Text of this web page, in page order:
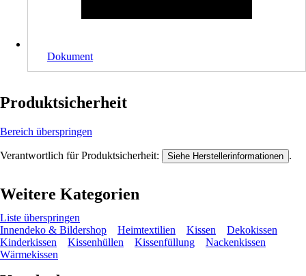
Dokument
Produktsicherheit
Bereich überspringen
Verantwortlich für Produktsicherheit: Siehe Herstellerinformationen .
Weitere Kategorien
Liste überspringen
Innendeko & Bildershop
Heimtextilien Kissen
Dekokissen
Kinderkissen
Kissenhüllen Kissenfüllung
Nackenkissen
Wärmekissen